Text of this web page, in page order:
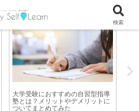
大学受験におすすめの自習型指導
塾とは？メリットやデメリットに
ついてまとめてみた
検索